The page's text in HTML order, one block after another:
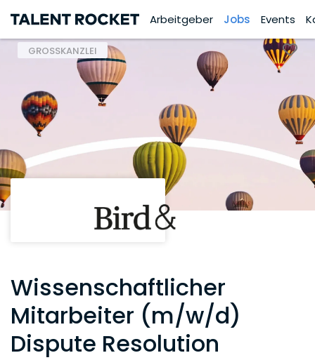
Arbeitgeber Jobs Events
GROSSKANZLEI
Wissenschaftlicher
Mitarbeiter (m/w/d)
Dispute Resolution